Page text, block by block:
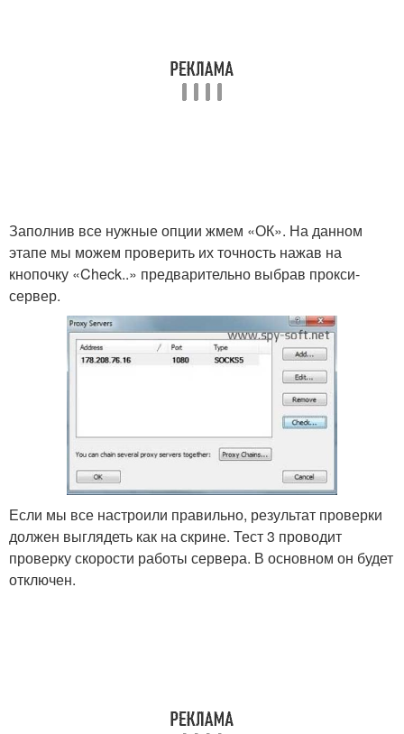
Заполнив все нужные опции жмем «ОК». На данном
этапе мы можем проверить их точность нажав на
кнопочку «Check..» предварительно выбрав прокси-
сервер.
Если мы все настроили правильно, результат проверки
должен выглядеть как на скрине. Тест 3 проводит
проверку скорости работы сервера. В основном он будет
отключен.